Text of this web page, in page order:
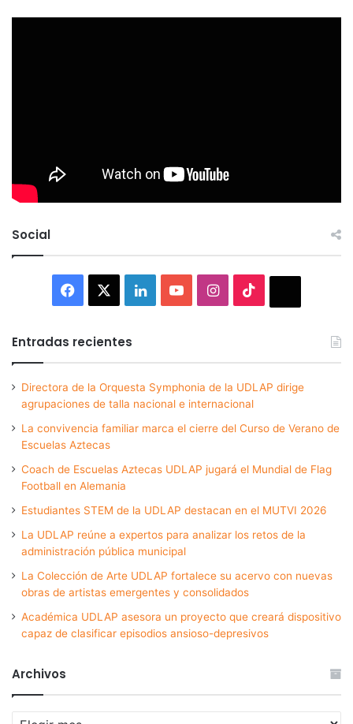
Social
Facebook LinkedInYouTubeInstagram
Entradas recientes
Directora de la Orquesta Symphonia de la UDLAP dirige
agrupaciones de talla nacional e internacional
La convivencia familiar marca el cierre del Curso de Verano de
Escuelas Aztecas
Coach de Escuelas Aztecas UDLAP jugará el Mundial de Flag
Football en Alemania
Estudiantes STEM de la UDLAP destacan en el MUTVI 2026
La UDLAP reúne a expertos para analizar los retos de la
administración pública municipal
La Colección de Arte UDLAP fortalece su acervo con nuevas
obras de artistas emergentes y consolidados
Académica UDLAP asesora un proyecto que creará dispositivo
capaz de clasificar episodios ansioso-depresivos
Archivos
Archivos